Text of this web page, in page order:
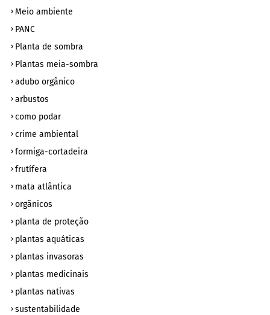
Meio ambiente
PANC
Planta de sombra
Plantas meia-sombra
adubo orgânico
arbustos
como podar
crime ambiental
formiga-cortadeira
frutífera
mata atlântica
orgânicos
planta de proteção
plantas aquáticas
plantas invasoras
plantas medicinais
plantas nativas
sustentabilidade